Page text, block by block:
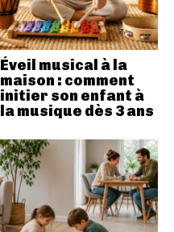
Éveil musical à la
maison : comment
initier son enfant à
la musique dès 3 ans